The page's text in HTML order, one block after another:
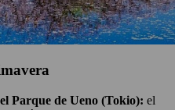
Parque de Ueno (Tokio): el